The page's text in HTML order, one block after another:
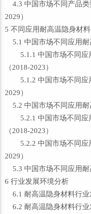
4.3 中国市场不同产品类
2029）
5 不同应用耐高温隐身材
5.1 中国市场不同应用耐
5.1.1 中国市场不同应
（2018-2023）
5.1.2 中国市场不同应
2029）
5.2 中国市场不同应用耐
5.2.1 中国市场不同应
（2018-2023）
5.2.2 中国市场不同应
2029）
5.3 中国市场不同应用耐
6 行业发展环境分析
6.1 耐高温隐身材料行业
6.2 耐高温隐身材料行业